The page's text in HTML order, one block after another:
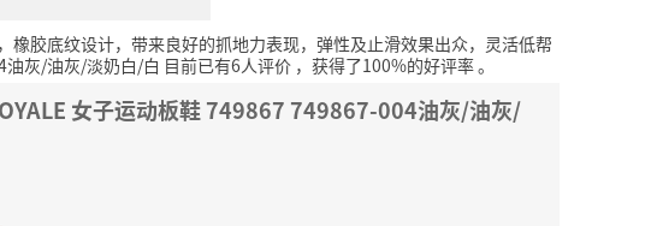
胶底纹设计，带来良好的抓地力表现，弹性及止滑效果出众，灵活低帮
灰/油灰/淡奶白/白 目前已有6人评价 ，获得了100%的好评率。
女子运动板鞋 749867 749867-004油灰/油灰/